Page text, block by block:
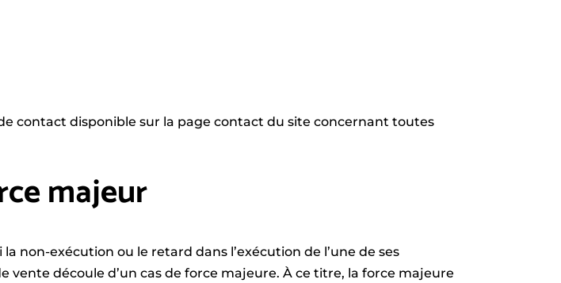
contact disponible sur la page contact du site concernant toutes
majeur
non-exécution ou le retard dans l’exécution de l’une de ses
découle d’un cas de force majeure. À ce titre, la force majeure